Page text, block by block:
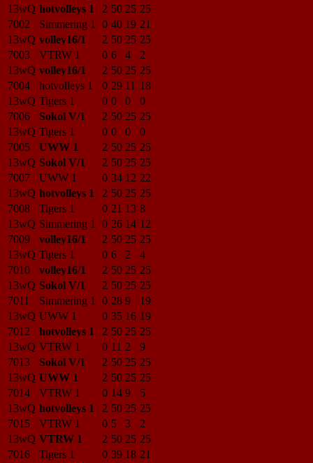
13wQ hotvolleys 1 2 50 25 25
7002
Simmering 1 0 40 19 21
13wQ volley16/1 2 50 25 25
7003
VTRW 1 0 6 4
2
13wQ volley16/1 2 50 25 25
7004
hotvolleys 1 0 29 11 18
13wQ Tigers 1 0 0 0
0
7006
Sokol V/1 2 50 25 25
13wQ Tigers 1 0 0 0
0
7005
UWW 1 2 50 25 25
13wQ Sokol V/1 2 50 25 25
7007
UWW 1 0 34 12 22
13wQ hotvolleys 1 2 50 25 25
7008
Tigers 1 0 21 13 8
13wQ Simmering 1 0 26 14 12
7009
volley16/1 2 50 25 25
13wQ Tigers 1 0 6 2
4
7010
volley16/1 2 50 25 25
13wQ Sokol V/1 2 50 25 25
7011
Simmering 1 0 28 9
19
13wQ UWW 1 0 35 16 19
7012
hotvolleys 1 2 50 25 25
13wQ VTRW 1 0 11 2
9
7013
Sokol V/1 2 50 25 25
13wQ UWW 1 2 50 25 25
7014
VTRW 1 0 14 9
5
13wQ hotvolleys 1 2 50 25 25
7015
VTRW 1 0 5 3
2
13wQ VTRW 1 2 50 25 25
7016
Tigers 1 0 39 18 21